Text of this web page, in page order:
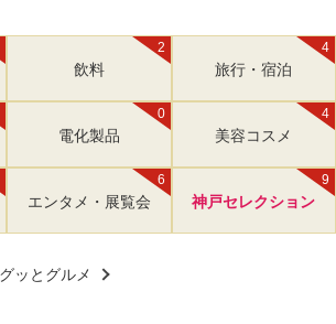
2
飲料
4
旅行・宿泊
0
電化製品
4
美容コスメ
6
エンタメ・展覧会
9
神戸セレクション
グッとグルメ